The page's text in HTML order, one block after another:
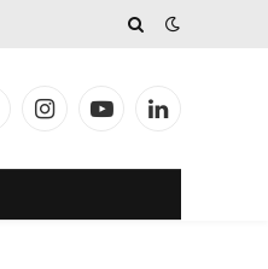
InstagramYouTubeLinkedIn